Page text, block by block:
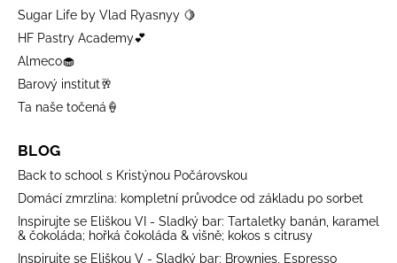
Sugar Life by Vlad Ryasnyy 🍋
HF Pastry Academy💕
Almeco🧁
Barový institut🥂
Ta naše točená🍦
BLOG
Back to school s Kristýnou Počárovskou
Domácí zmrzlina: kompletní průvodce od základu po sorbet
Inspirujte se Eliškou VI - Sladký bar: Tartaletky banán, karamel
& čokoláda; hořká čokoláda & višně; kokos s citrusy
Inspirujte se Eliškou V - Sladký bar: Brownies, Espresso